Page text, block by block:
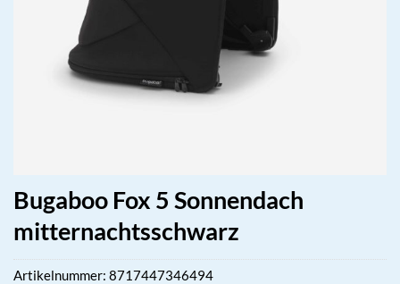
Bugaboo Fox 5 Sonnendach
mitternachtsschwarz
Artikelnummer: 8717447346494